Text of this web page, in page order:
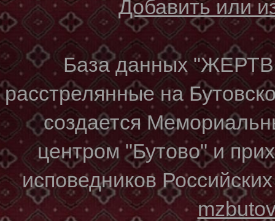
Добавить или
База данных
расстрелянные на
создается
центром "Бутово" и
исповедников